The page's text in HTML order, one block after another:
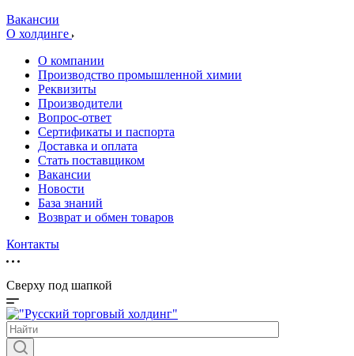
Вакансии
О холдинге
О компании
Производство промышленной химии
Реквизиты
Производители
Вопрос-ответ
Сертификаты и паспорта
Доставка и оплата
Стать поставщиком
Вакансии
Новости
База знаний
Возврат и обмен товаров
Контакты
Сверху под шапкой